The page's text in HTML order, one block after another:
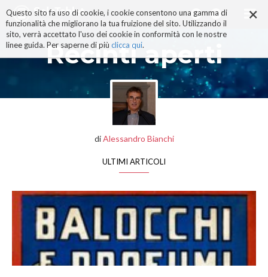
×
Questo sito fa uso di cookie, i cookie consentono una gamma di
funzionalità che migliorano la tua fruizione del sito. Utilizzando il
sito, verrà accettato l'uso dei cookie in conformità con le nostre
linee guida. Per saperne di più clicca qui.
ai
contenuti.
|
alla
navigazione
Recinti aperti
diAlessandro Bianchi
ULTIMI ARTICOLI